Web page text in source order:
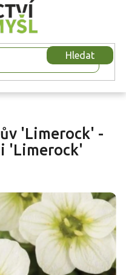
Hledat
'Limerock' -
'Limerock'